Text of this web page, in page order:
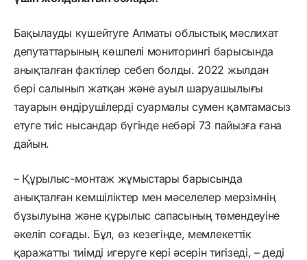
Бақылауды күшейтуге Алматы облыстық мәслихат
депутаттарының көшпелі мониторингі барысында
анықталған фактілер себеп болды. 2022 жылдан
бері салынып жатқан және ауыл шаруашылығы
тауарын өндірушілерді суармалы сумен қамтамасыз
етуге тиіс нысандар бүгінде небәрі 73 пайызға ғана
дайын.
– Құрылыс-монтаж жұмыстары барысында
анықталған кемшіліктер мен мәселелер мерзімнің
бұзылуына және құрылыс сапасының төмендеуіне
әкеліп соғады. Бұл, өз кезегінде, мемлекеттік
қаражатты тиімді игеруге кері әсерін тигізеді, – деді